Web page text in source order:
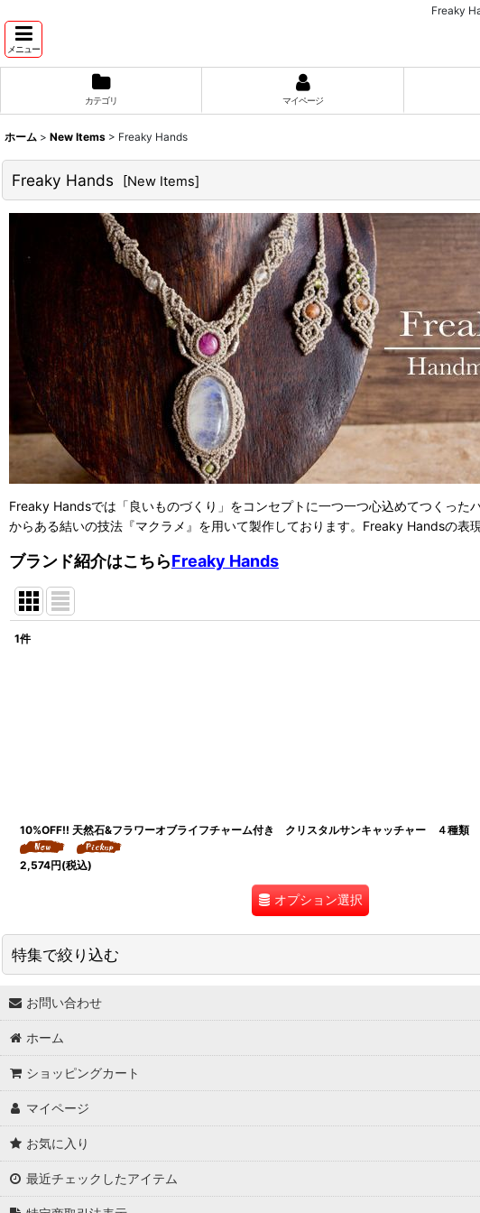
Freaky
メニュー
カテゴリ マイページ
ホーム > New Items > Freaky Hands
Freaky Hands [New Items]
Freaky Handsでは「良いものづくり」をコンセプトに一つ一つ心込めてつくっ
からある結いの技法『マクラメ』を用いて製作しております。Freaky Handsの
ブランド紹介はこちらFreaky Hands
1件
10%OFF!! 天然石&フラワーオブライフチャーム付き クリスタルサンキャッチャー ４種
2,574円(税込)
オプション選択
特集で絞り込む
↓ 特集 ↓
★最大６０％OFF SALE★
★BODYコレクション！
★Ethical Life Goods:エシカルライフ商品
★Original Select
お問い合わせ
ホーム
ショッピングカート
マイページ
お気に入り
最近チェックしたアイテム